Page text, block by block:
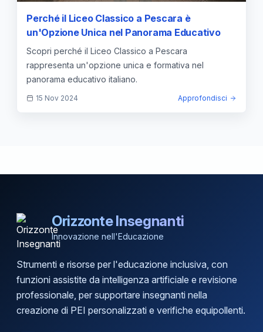
Perché il Liceo Classico a Pescara è
un'Opzione Unica nel Panorama Educativo
Scopri perché il Liceo Classico a Pescara
rappresenta un'opzione unica e formativa nel
panorama educativo italiano.
15 Nov 2024 Approfondisci
Orizzonte Insegnanti
Innovazione nell'Educazione
Strumenti e risorse per l'educazione inclusiva, con
funzioni assistite da intelligenza artificiale e revisione
professionale, per supportare insegnanti nella
creazione di PEI personalizzati e verifiche equipollenti.